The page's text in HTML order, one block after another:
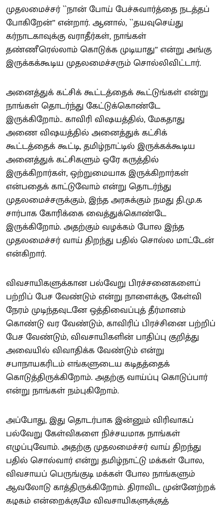
முதலமைச்சர் ``நான் போய் பேச்சுவார்த்தை நடத்தப்
போகிறேன்’’ என்றார். ஆனால், ``தயவுசெய்து
கர்நாடகாவுக்கு வராதீர்கள், நாங்கள்
தண்ணீரெல்லாம் கொடுக்க முடியாது’’ என்று அங்கு
இருக்கக்கூடிய முதலமைச்சரும் சொல்லிவிட்டார்.
அனைத்துக் கட்சிக் கூட்டத்தைக் கூட்டுங்கள் என்று
நாங்கள் தொடர்ந்து கேட்டுக்கொண்டே
இருக்கிறோம்.. காவிரி விஷயத்தில், மேகதாது
அணை விஷயத்தில் அனைத்துக் கட்சிக்
கூட்டத்தைக் கூட்டி, தமிழ்நாட்டில் இருக்கக்கூடிய
அனைத்துக் கட்சிகளும் ஒரே கருத்தில்
இருக்கிறார்கள், ஒற்றுமையாக இருக்கிறார்கள்
என்பதைக் காட்டுவோம் என்று தொடர்ந்து
முதலமைச்சருக்கும், இந்த அரசுக்கும் நமது தி.மு.க
சார்பாக கோரிக்கை வைத்துக்கொண்டே
இருக்கிறோம். அதற்கும் வழக்கம் போல இந்த
முதலமைச்சர் வாய் திறந்து பதில் சொல்ல மாட்டேன்
என்கிறார்.
விவசாயிகளுக்கான பல்வேறு பிரச்சனைகளைப்
பற்றிப் பேச வேண்டும் என்று நாளைக்கு, கேள்வி
நேரம் முடிந்தவுடனே ஒத்திவைப்புத் தீர்மானம்
கொண்டு வர வேண்டும், காவிரிப் பிரச்சினை பற்றிப்
பேச வேண்டும், விவசாயிகளின் பாதிப்பு குறித்து
அவையில் விவாதிக்க வேண்டும் என்று
சபாநாயகரிடம் எங்களுடைய கடிதத்தைக்
கொடுத்திருக்கிறோம். அதற்கு வாய்ப்பு கொடுப்பார்
என்று நாங்கள் நம்புகிறோம்.
அப்போது, இது தொடர்பாக இன்னும் விரிவாகப்
பல்வேறு கேள்விகளை நிச்சயமாக நாங்கள்
எழுப்புவோம். அதற்கு முதலமைச்சர் வாய் திறந்து
பதில் சொல்வார் என்று தமிழ்நாட்டு மக்கள் போல,
விவசாயப் பெருங்குடி மக்கள் போல நாங்களும்
ஆவலோடு காத்திருக்கிறோம். திராவிட முன்னேற்றக்
கழகம் என்றைக்குமே விவசாயிகளுக்குத்